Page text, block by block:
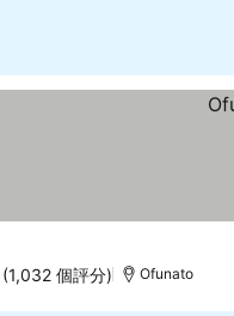
(1,032 個評分) Ofunato